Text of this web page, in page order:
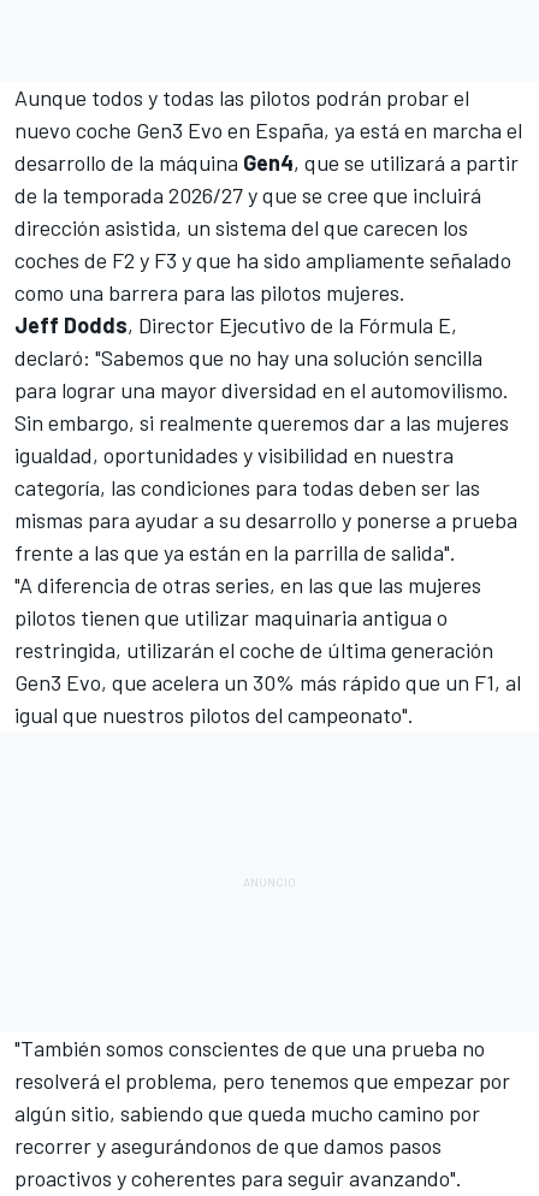
Aunque todos y todas las pilotos podrán probar el
nuevo coche Gen3 Evo en España, ya está en marcha el
desarrollo de la máquina Gen4, que se utilizará a partir
de la temporada 2026/27 y que se cree que incluirá
dirección asistida, un sistema del que carecen los
coches de F2y F3 y que ha sido ampliamente señalado
como una barrera para las pilotos mujeres.
Jeff Dodds, Director Ejecutivo de la Fórmula E,
declaró: "Sabemos que no hay una solución sencilla
para lograr una mayor diversidad en el automovilismo.
Sin embargo, si realmente queremos dar a las mujeres
igualdad, oportunidades y visibilidad en nuestra
categoría, las condiciones para todas deben ser las
mismas para ayudar a su desarrollo y ponerse a prueba
frente a las que ya están en la parrilla de salida".
"A diferencia de otras series, en las que las mujeres
pilotos tienen que utilizar maquinaria antigua o
restringida, utilizarán el coche de última generación
Gen3 Evo, que acelera un 30% más rápido que un F1, al
igual que nuestros pilotos del campeonato".
"También somos conscientes de que una prueba no
resolverá el problema, pero tenemos que empezar por
algún sitio, sabiendo que queda mucho camino por
recorrer y asegurándonos de que damos pasos
proactivos y coherentes para seguir avanzando".